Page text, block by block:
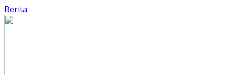
Berita